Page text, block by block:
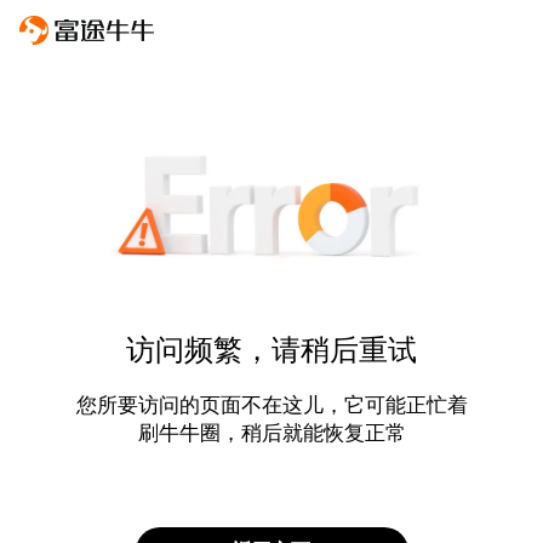
访问频繁，请稍后重试
您所要访问的页面不在这儿，它可能正忙着
刷牛牛圈，稍后就能恢复正常